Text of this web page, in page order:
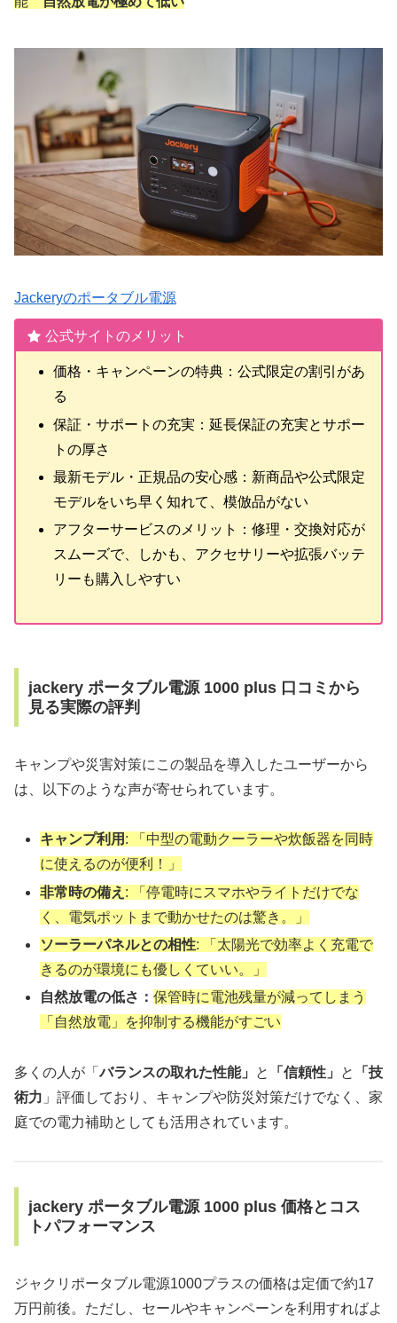
Jackeryのポータブル電源
公式サイトのメリット
価格・キャンペーンの特典：公式限定の割引があ
る
保証・サポートの充実：延長保証の充実とサポー
トの厚さ
最新モデル・正規品の安心感：新商品や公式限定
モデルをいち早く知れて、模倣品がない
アフターサービスのメリット：修理・交換対応が
スムーズで、しかも、アクセサリーや拡張バッテ
リーも購入しやすい
jackery ポータブル電源 1000 plus 口コミから
見る実際の評判
キャンプや災害対策にこの製品を導入したユーザーから
は、以下のような声が寄せられています。
キャンプ利用 : 「中型の電動クーラーや炊飯器を同時
に使えるのが便利！」
非常時の備え : 「停電時にスマホやライトだけでな
く、電気ポットまで動かせたのは驚き。」
ソーラーパネルとの相性: 「太陽光で効率よく充電で
きるのが環境にも優しくていい。」
自然放電の低さ：保管時に電池残量が減ってしまう
「自然放電」を抑制する機能がすごい
多くの人が「バランスの取れた性能」 と 「信頼性」 と
「技
術力 」評価しており、キャンプや防災対策だけでなく、家
庭での電力補助としても活用されています。
jackery ポータブル電源 1000 plus 価格とコス
トパフォーマンス
ジャクリポータブル電源1000プラスの価格は定価で約17
万円前後。ただし、セールやキャンペーンを利用すればよ